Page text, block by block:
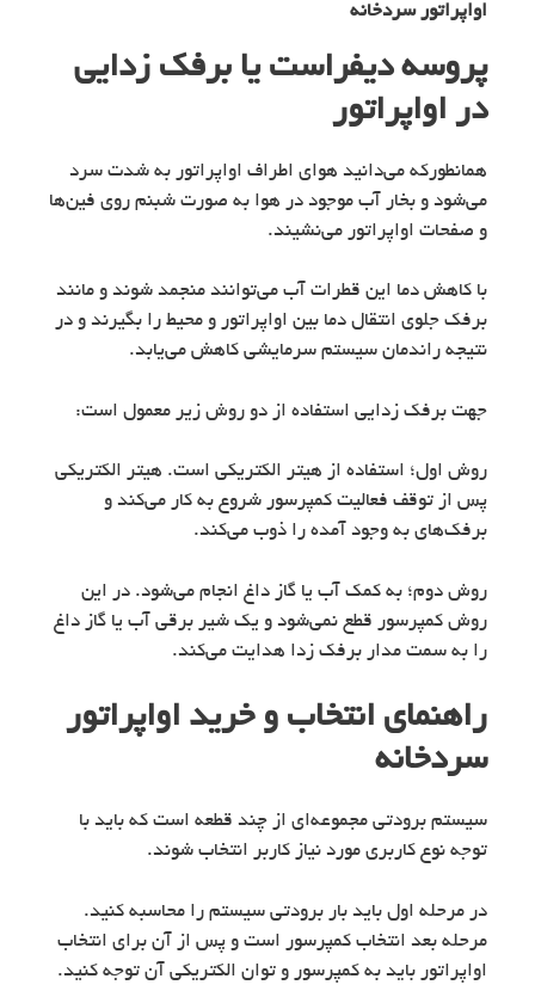
اواپراتور سردخانه
پروسه دیفراست یا برفک زدایی
در اواپراتور
همانطورکه می‌دانید هوای اطراف اواپراتور به شدت سرد
می‌شود و بخار آب موجود در هوا به صورت شبنم روی فین‌ها
و صفحات اواپراتور می‌نشیند.
با کاهش دما این قطرات آب می‌توانند منجمد شوند و مانند
برفک جلوی انتقال دما بین اواپراتور و محیط را بگیرند و در
نتیجه راندمان سیستم سرمایشی کاهش می‌یابد.
جهت برفک زدایی استفاده از دو روش زیر معمول است:
روش اول؛ استفاده از هیتر الکتریکی است. هیتر الکتریکی
پس از توقف فعالیت کمپرسور شروع به کار می‌کند و
برفک‌های به ‌وجود آمده را ذوب می‌کند.
روش دوم؛ به کمک آب یا گاز داغ انجام می‌شود. در این
روش کمپرسور قطع نمی‌شود و یک شیر برقی آب یا گاز داغ
را به سمت مدار برفک زدا هدایت می‌کند.
راهنمای انتخاب و خرید اواپراتور
سردخانه
سیستم برودتی مجموعه‌ای از چند قطعه است که باید با
توجه نوع کاربری مورد نیاز کاربر انتخاب شوند.
در مرحله اول باید بار برودتی سیستم را محاسبه کنید.
مرحله بعد انتخاب کمپرسور است و پس از آن برای انتخاب
اواپراتور باید به کمپرسور و توان الکتریکی آن توجه کنید.